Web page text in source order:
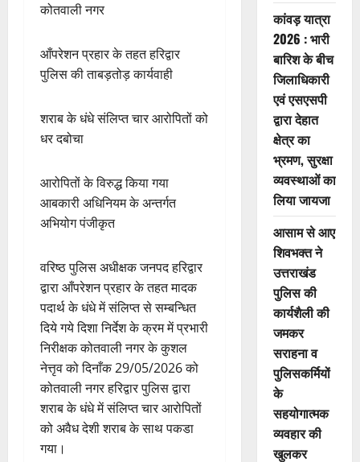
कोतवाली नगर
आँपरेशन प्रहार के तहत हरिद्वार
पुलिस की ताबड़तोड़ कार्यवाही
शराब के धंधे संलिप्त चार आरोपितों को
धर दबोचा
आरोपितों के विरुद्ध किया गया
आबकारी अधिनियम के अन्तर्गत
अभियोग पंजीकृत
वरिष्ठ पुलिस अधीक्षक जनपद हरिद्वार
द्वारा आँपरेशन प्रहार के तहत मादक
पदार्थ के धंधे में संलिप्त से सम्बन्धित
दिये गये दिशा निर्देश के क्रम में प्रभारी
निरीक्षक कोतवाली नगर के कुशल
नेत्तृव को दिनाँक 29/05/2026 को
कोतवाली नगर हरिद्वार पुलिस द्वारा
शराब के धंधे में संलिप्त चार आरोपितों
को अवैध देशी शराब के साथ पकडा
गया।
कांवड़ यात्रा
2026 : भारी
बारिश के बीच
जिलाधिकारी
एवं एसएसपी
द्वारा देहात
क्षेत्र का
भ्रमण, सुरक्षा
व्यवस्थाओं का
लिया जायजा
आसाम से आए
शिवभक्त ने
उत्तराखंड
पुलिस की
कार्यशैली की
जमकर
सराहना व
पुलिसकर्मियों
के
सहयोगात्मक
व्यवहार की
खुलकर